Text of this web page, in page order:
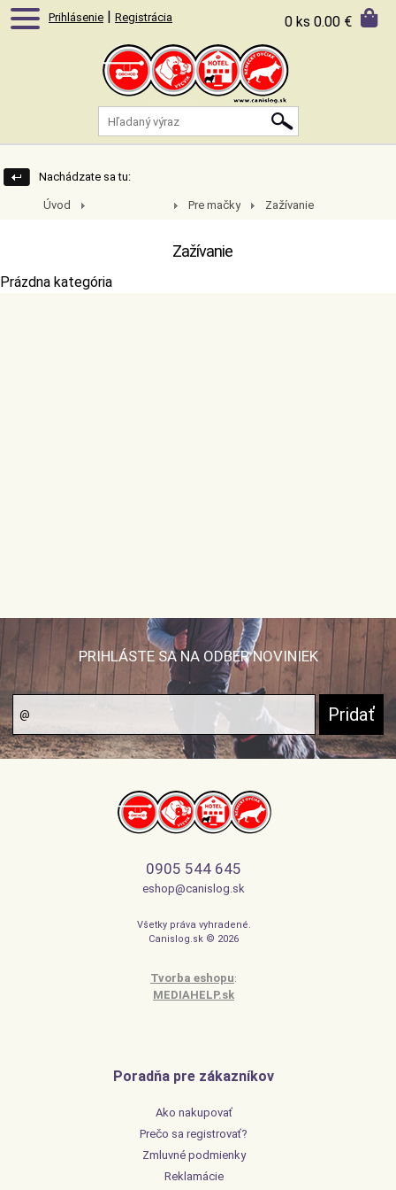
Prihlásenie | Registrácia 0 ks 0.00 €
Nachádzate sa tu:
Úvod
Pre mačky Zažívanie
Zažívanie
Prázdna kategória
PRIHLÁSTE SA NA ODBER NOVINIEK
0905 544 645
eshop@canislog.sk
Všetky práva vyhradené.
Canislog.sk © 2026
Tvorba eshopu:
MEDIAHELP.sk
Poradňa pre zákazníkov
Ako nakupovať
Prečo sa registrovať?
Zmluvné podmienky
Reklamácie